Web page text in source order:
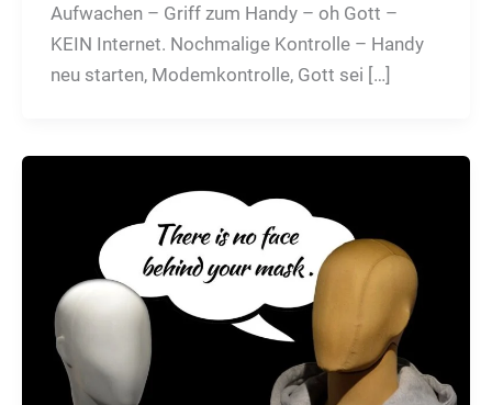
Aufwachen – Griff zum Handy – oh Gott –
KEIN Internet. Nochmalige Kontrolle – Handy
neu starten, Modemkontrolle, Gott sei […]